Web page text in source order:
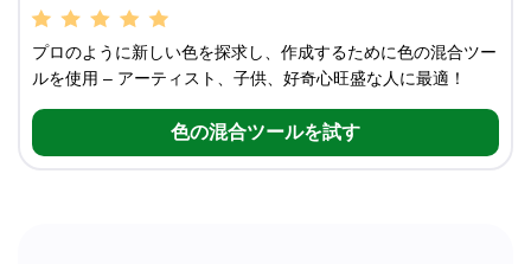
プロのように新しい色を探求し、作成するために色の混合ツー
ルを使用 – アーティスト、子供、好奇心旺盛な人に最適！
色の混合ツールを試す